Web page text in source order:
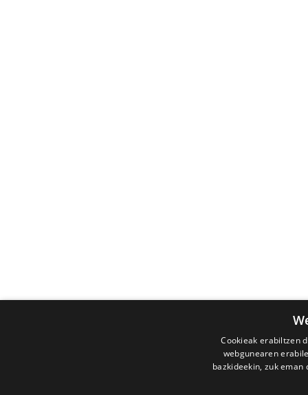
Cookieak erabiltzen
webgunearen
bazkideekin, zuk